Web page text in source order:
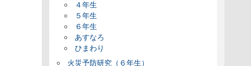
４年生
５年生
６年生
あすなろ
ひまわり
火災予防研究（６年生）